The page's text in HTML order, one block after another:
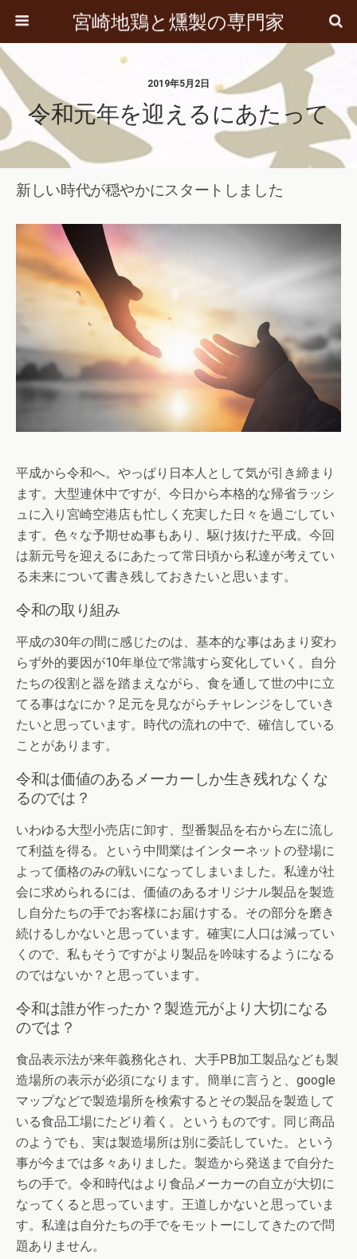
宮崎地鶏と燻製の専門家
2019年5月2日
令和元年を迎えるにあたって
新しい時代が穏やかにスタートしました
平成から令和へ。やっぱり日本人として気が引き締まり
ます。大型連休中ですが、今日から本格的な帰省ラッシ
ュに入り宮崎空港店も忙しく充実した日々を過ごしてい
ます。色々な予期せぬ事もあり、駆け抜けた平成。今回
は新元号を迎えるにあたって常日頃から私達が考えてい
る未来について書き残しておきたいと思います。
令和の取り組み
平成の30年の間に感じたのは、基本的な事はあまり変わ
らず外的要因が10年単位で常識すら変化していく。自分
たちの役割と器を踏まえながら、食を通して世の中に立
てる事はなにか？足元を見ながらチャレンジをしていき
たいと思っています。時代の流れの中で、確信している
ことがあります。
令和は価値のあるメーカーしか生き残れなくな
るのでは？
いわゆる大型小売店に卸す、型番製品を右から左に流し
て利益を得る。という中間業はインターネットの登場に
よって価格のみの戦いになってしまいました。私達が社
会に求められるには、価値のあるオリジナル製品を製造
し自分たちの手でお客様にお届けする。その部分を磨き
続けるしかないと思っています。確実に人口は減ってい
くので、私もそうですがより製品を吟味するようになる
のではないか？と思っています。
令和は誰が作ったか？製造元がより大切になる
のでは？
食品表示法が来年義務化され、大手PB加工製品なども製
造場所の表示が必須になります。簡単に言うと、google
マップなどで製造場所を検索するとその製品を製造して
いる食品工場にたどり着く。というものです。同じ商品
のようでも、実は製造場所は別に委託していた。という
事が今までは多々ありました。製造から発送まで自分た
ちの手で。令和時代はより食品メーカーの自立が大切に
なってくると思っています。王道しかないと思っていま
す。私達は自分たちの手でをモットーにしてきたので問
題ありません。